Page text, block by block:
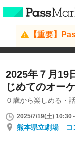
【重要】
2025年７月19
じめてのオー
０歳から楽しめる・
2025/7/19(土) 10:30
熊本県立劇場 コ